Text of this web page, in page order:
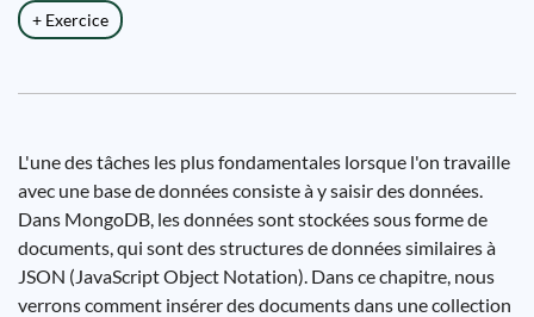
+ Exercice
L'une des tâches les plus fondamentales lorsque l'on travaille
avec une base de données consiste à y saisir des données.
Dans MongoDB, les données sont stockées sous forme de
documents, qui sont des structures de données similaires à
JSON (JavaScript Object Notation). Dans ce chapitre, nous
verrons comment insérer des documents dans une collection